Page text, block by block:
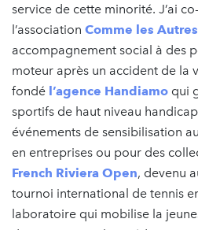
service de cette minorité. J’ai
l’association Comme les Autres
accompagnement social à des
moteur après un accident de la
fondé l’agence Handiamo qui
sportifs de haut niveau
événements de sensibilisation
en entreprises ou pour des
French Riviera Open, devenu
tournoi international de tennis
laboratoire qui mobilise la